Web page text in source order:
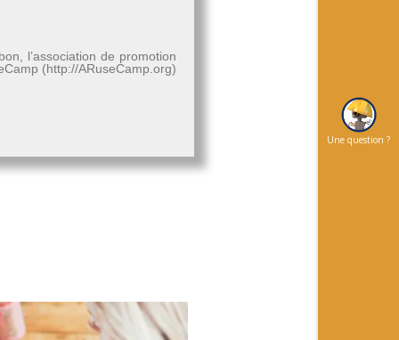
l’association de promotion
(http://ARuseCamp.org)
Une question ?